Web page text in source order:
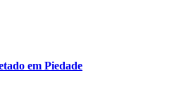
em Piedade